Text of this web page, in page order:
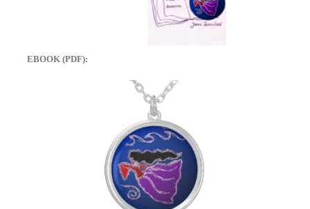
EBOOK (PDF):